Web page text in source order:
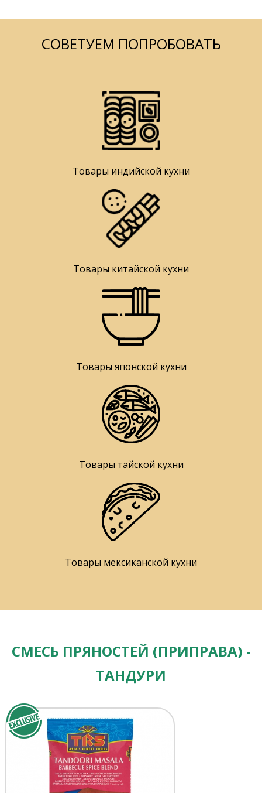
СОВЕТУЕМ ПОПРОБОВАТЬ
Товары индийской кухни
Товары китайской кухни
Товары японской кухни
Товары тайской кухни
Товары мексиканской кухни
СМЕСЬ ПРЯНОСТЕЙ (ПРИПРАВА) -
ТАНДУРИ